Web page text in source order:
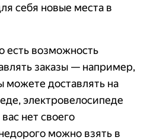
себя новые места в
есть возможность
заказы — например,
можете доставлять на
электровелосипеде
нет своего
можно взять в